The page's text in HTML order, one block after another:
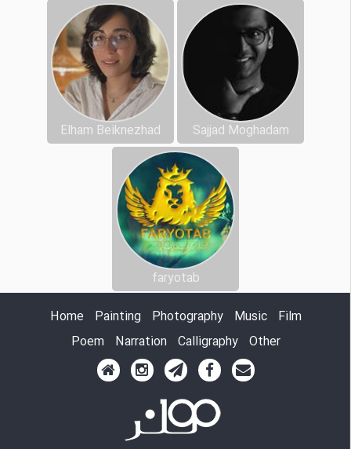
Sajjad Moghadam
Elham Beiknezhad
faryotab
Home
Painting Photography Music
Film
Poem
Narration Calligraphy Other